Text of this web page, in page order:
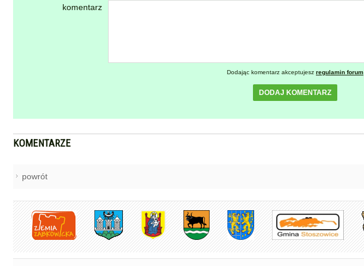
komentarz
Dodając komentarz akceptujesz regulamin forum
DODAJ KOMENTARZ
KOMENTARZE
powrót